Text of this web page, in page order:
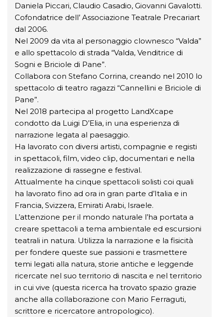
Daniela Piccari, Claudio Casadio, Giovanni Gavalotti.
Cofondatrice dell’ Associazione Teatrale Precariart
dal 2006.
Nel 2009 da vita al personaggio clownesco “Valda”
e allo spettacolo di strada “Valda, Venditrice di
Sogni e Briciole di Pane”.
Collabora con Stefano Corrina, creando nel 2010 lo
spettacolo di teatro ragazzi “Cannellini e Briciole di
Pane”.
Nel 2018 partecipa al progetto LandXcape
condotto da Luigi D’Elia, in una esperienza di
narrazione legata al paesaggio.
Ha lavorato con diversi artisti, compagnie e registi
in spettacoli, film, video clip, documentari e nella
realizzazione di rassegne e festival.
Attualmente ha cinque spettacoli solisti coi quali
ha lavorato fino ad ora in gran parte d’Italia e in
Francia, Svizzera, Emirati Arabi, Israele.
L’attenzione per il mondo naturale l’ha portata a
creare spettacoli a tema ambientale ed escursioni
teatrali in natura. Utilizza la narrazione e la fisicità
per fondere queste sue passioni e trasmettere
temi legati alla natura, storie antiche e leggende
ricercate nel suo territorio di nascita e nel territorio
in cui vive (questa ricerca ha trovato spazio grazie
anche alla collaborazione con Mario Ferraguti,
scrittore e ricercatore antropologico).